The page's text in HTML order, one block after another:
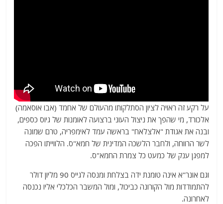
על רקע זה ראויה לציון הסתלקותו מהעולם של אחמד (אבו אוסאמה)
אלכורד, מי שהפך את ניצול העוני ברצועה לאומנות של גיוס כספים,
ובנה את אגודת "אלצלאח" בראשה עמד לאימפריה, טרם שמונה
לשר הרווחה, ולחבר הלשכה המדינית של חמא"ס. הלווייתו הפכה
למפגן ענק של כמעט כל צמרת החמא"ס.
וגם אונר"א אינה טומנת ידה בצלחת ומנסה לגייס 90 מליון דולר
להתמודדות מול הקורונה כביכול, ומול המשבר הכלכלי אליו נכנסה
לאחרונה.